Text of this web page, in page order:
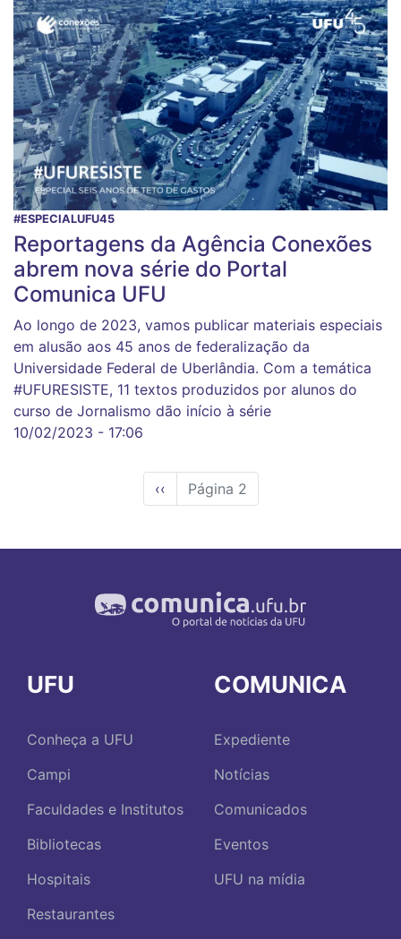
#ESPECIALUFU45
Reportagens da Agência Conexões
abrem nova série do Portal
Comunica UFU
Ao longo de 2023, vamos publicar materiais especiais
em alusão aos 45 anos de federalização da
Universidade Federal de Uberlândia. Com a temática
#UFURESISTE, 11 textos produzidos por alunos do
curso de Jornalismo dão início à série
10/02/2023 - 17:06
Página
anterior
‹‹ Página 2
UFU
Conheça a UFU
Campi
Faculdades e Institutos
Bibliotecas
Hospitais
Restaurantes
COMUNICA
Expediente
Notícias
Comunicados
Eventos
UFU na mídia